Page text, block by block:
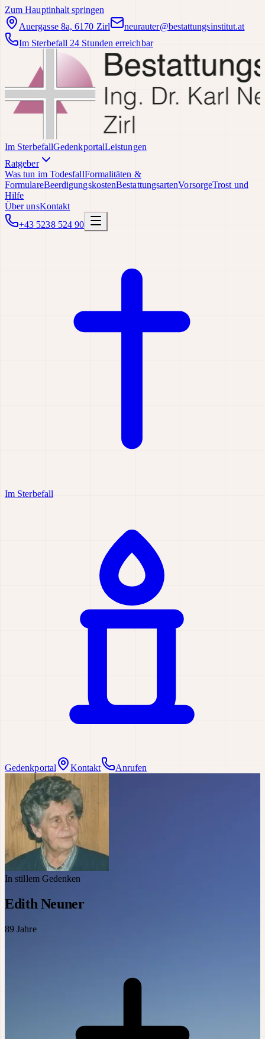
Zum Hauptinhalt springen
Auergasse 8a, 6170 Zirl
neurauter@bestattungsinstitut.at
Im Sterbefall 24 Stunden erreichbar
Im SterbefallGedenkportalLeistungen
Ratgeber
Was tun im TodesfallFormalitäten &
FormulareBeerdigungskostenBestattungsartenVorsorgeTrost und
Hilfe
Über unsKontakt
+43 5238 524 90
Im Sterbefall
Gedenkportal Kontakt Anrufen
In stillem Gedenken
Edith Neuner
89 Jahre